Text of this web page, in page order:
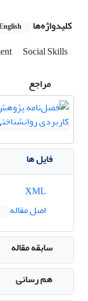
کلیدواژه‌ها
Social Skills
مراجع
فایل ها
اصل مقاله
سابقه مقاله
هم رسانی